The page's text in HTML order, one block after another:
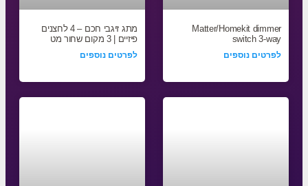
Matter/Homekit dimmer
switch 3-way
לפרטים נוספים
מתג זיגבי חכם – 4 לחצנים
פיזיים | 3 מקום שחור מט
לפרטים נוספים